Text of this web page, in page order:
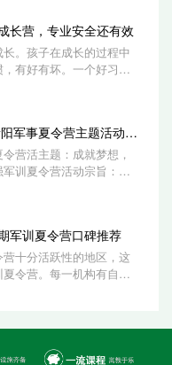
长营，专业安全还有效
。孩子在成长的过程中
有好有坏。一个好习惯
2022年暑期贵阳军事夏令营主题活动方案
营活主题：成就梦想，
训夏令营活动宗旨：自
军训夏令营口碑推荐
十分活跃性的地区，这
令营。每一机构有自个